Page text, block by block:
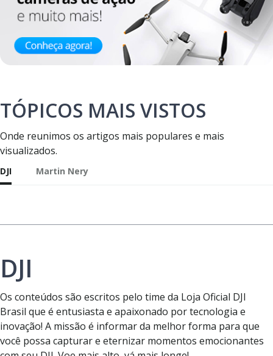
TÓPICOS MAIS VISTOS
Onde reunimos os artigos mais populares e mais
visualizados.
DJI Martin Nery
DJI
Os conteúdos são escritos pelo time da Loja Oficial DJI
Brasil que é entusiasta e apaixonado por tecnologia e
inovação! A missão é informar da melhor forma para que
você possa capturar e eternizar momentos emocionantes